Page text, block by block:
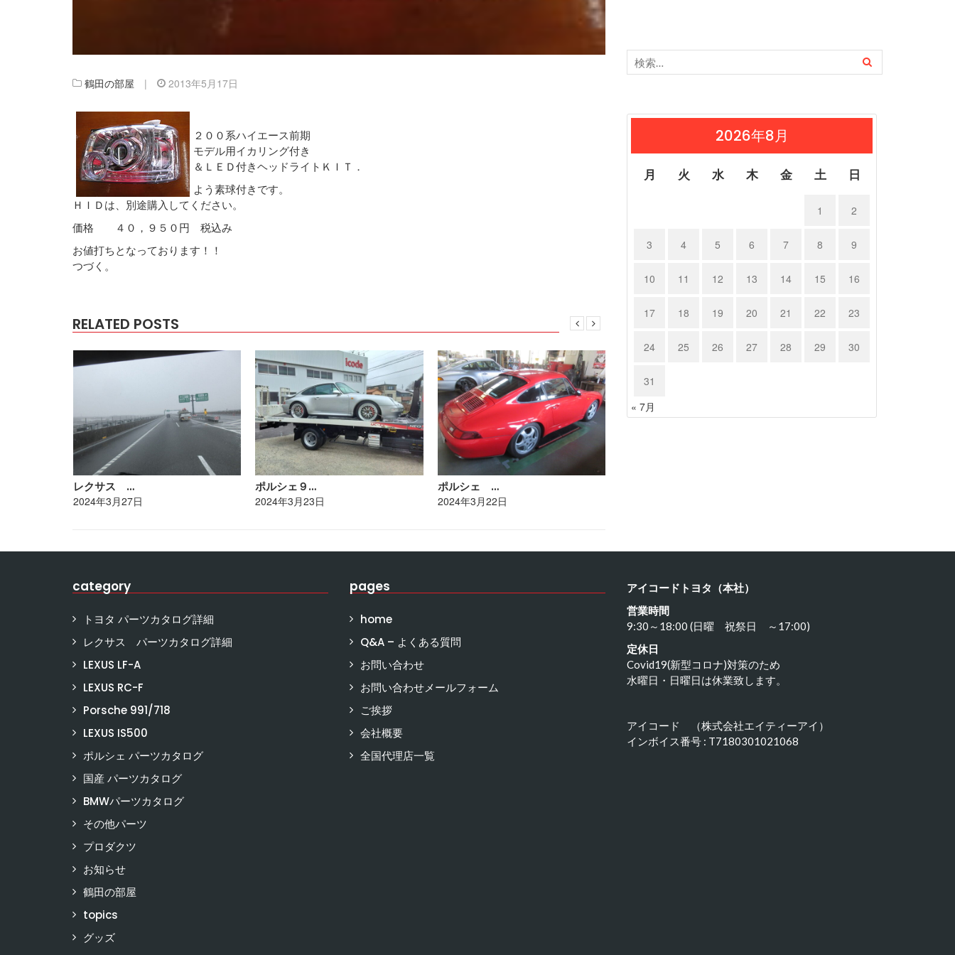
鶴田の部屋 | 2013年5月17日
２００系ハイエース前期
モデル用イカリング付き
＆ＬＥＤ付きヘッドライトＫＩＴ．
よう素球付きです。
ＨＩＤは、別途購入してください。
価格 ４０，９５０円 税込み
お値打ちとなっております！！
つづく。
RELATED POSTS
レクサス …
2024年3月27日
ポルシェ９…
2024年3月23日
ポルシェ …
2024年3月22日
2026年8月
月 火 水 木 金 土 日
1 2
3 4 5 6 7 8 9
10 11 12 13 14 15 16
17 18 19 20 21 22 23
24 25 26 27 28 29 30
31
« 7月
category
トヨタ パーツカタログ詳細
レクサス パーツカタログ詳細
LEXUS LF-A
LEXUS RC-F
Porsche 991/718
LEXUS IS500
ポルシェ パーツカタログ
国産 パーツカタログ
BMWパーツカタログ
その他パーツ
プロダクツ
お知らせ
鶴田の部屋
topics
グッズ
pages
home
Q&A – よくある質問
お問い合わせ
お問い合わせメールフォーム
ご挨拶
会社概要
全国代理店一覧
アイコードトヨタ（本社）
営業時間
9:30～18:00 (日曜 祝祭日 ～17:00)
定休日
Covid19(新型コロナ)対策のため
水曜日・日曜日は休業致します。
アイコード （株式会社エイティーアイ）
インボイス番号 : T7180301021068